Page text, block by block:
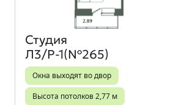
Студия
Л3/Р-1(№265)
Окна выходят во двор
Высота потолков 2,77 м